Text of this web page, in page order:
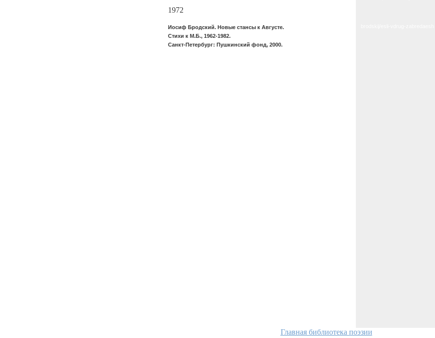
1972
Иосиф Бродский. Новые стансы к Августе.
Стихи к М.Б., 1962-1982.
Санкт-Петербург: Пушкинский фонд, 2000.
Главная библиотека поэзии